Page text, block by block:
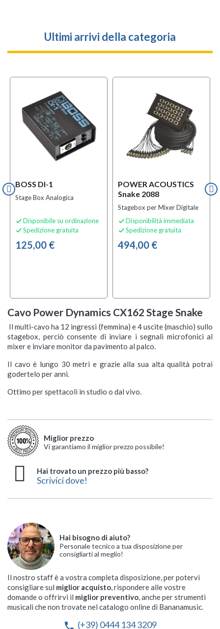
Ultimi arrivi della categoria
BOSS DI-1
Stage Box Analogica
 Disponibile su ordinazione
 Spedizione gratuita
125,00 €
POWER ACOUSTICS
Snake 2088
Stagebox per Mixer Digitale
 Disponibilità immediata
 Spedizione gratuita
494,00 €
Cavo Power Dynamics CX162 Stage Snake
Il multi-cavo ha 12 ingressi (femmina) e 4 uscite (maschio) sullo
stagebox, perciò consente di inviare i segnali microfonici al
mixer e inviare monitor da pavimento al palco.
Il cavo è lungo 30 metri e grazie alla sua alta qualità potrai
godertelo per anni.
Ottimo per spettacoli in studio o dal vivo.
Miglior prezzo
Vi garantiamo il miglior prezzo possibile!
Hai trovato un prezzo più basso?
Scrivici dove!
Hai bisogno di aiuto?
Personale tecnico a tua disposizione per
consigliarti al meglio!
Il nostro staff è a vostra completa disposizione, per potervi
consigliare sul miglior acquisto, rispondere alle vostre
domande o offrirvi il miglior preventivo, anche per strumenti
musicali che non trovate nel catalogo online di Bananamusic.
phone (+39) 0444 134 3209